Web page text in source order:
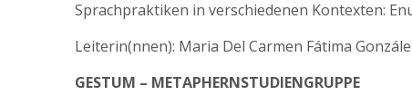
Sprachpraktiken in verschiedenen Kontexten:
Leiterin(nnen): Maria Del Carmen Fátima
GESTUM – METAPHERNSTUDIENGRUPPE